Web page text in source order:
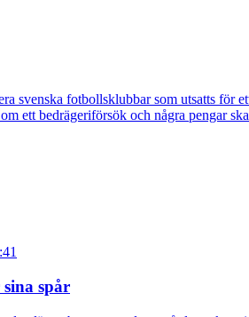
svenska fotbollsklubbar som utsatts för
ett bedrägeriförsök och några pengar
spår